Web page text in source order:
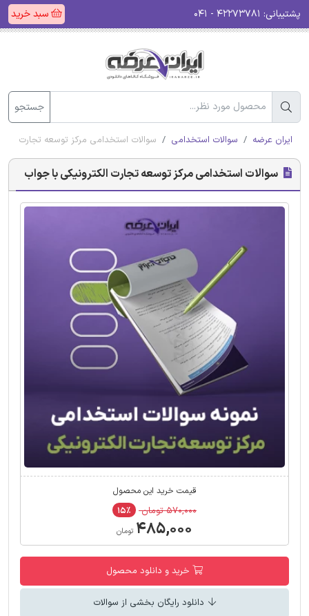
پشتیبانی: سبد خرید
جستجو
ایران عرضه سوالات استخدامی سوالات استخدامی مرکز توسعه تجارت
سوالات استخدامی مرکز توسعه تجارت الکترونیکی با جواب
قیمت خرید این محصول
۵۷۰,۰۰۰ تومان ۱۵٪
۴۸۵,۰۰۰ تومان
خرید و دانلود محصول
دانلود رایگان بخشی از سوالات